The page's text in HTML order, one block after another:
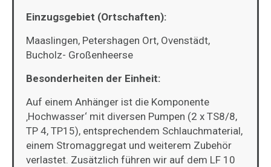
Einzugsgebiet (Ortschaften):
Maaslingen, Petershagen Ort, Ovenstädt,
Bucholz- Großenheerse
Besonderheiten der Einheit:
Auf einem Anhänger ist die Komponente
‚Hochwasser‘ mit diversen Pumpen (2 x TS8/8,
TP 4, TP15), entsprechendem Schlauchmaterial,
einem Stromaggregat und weiterem Zubehör
verlastet. Zusätzlich führen wir auf dem LF 10